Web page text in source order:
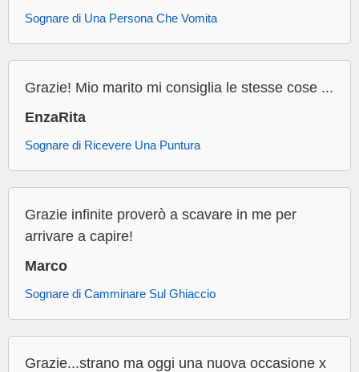
Sognare di Una Persona Che Vomita
Grazie! Mio marito mi consiglia le stesse cose ...
EnzaRita
Sognare di Ricevere Una Puntura
Grazie infinite proverò a scavare in me per
arrivare a capire!
Marco
Sognare di Camminare Sul Ghiaccio
Grazie...strano ma oggi una nuova occasione x